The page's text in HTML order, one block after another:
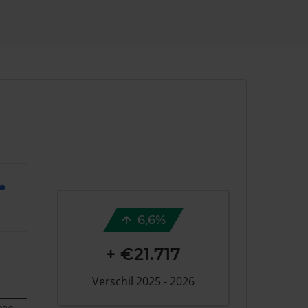
6,6%
+ €21.717
Verschil 2025 - 2026